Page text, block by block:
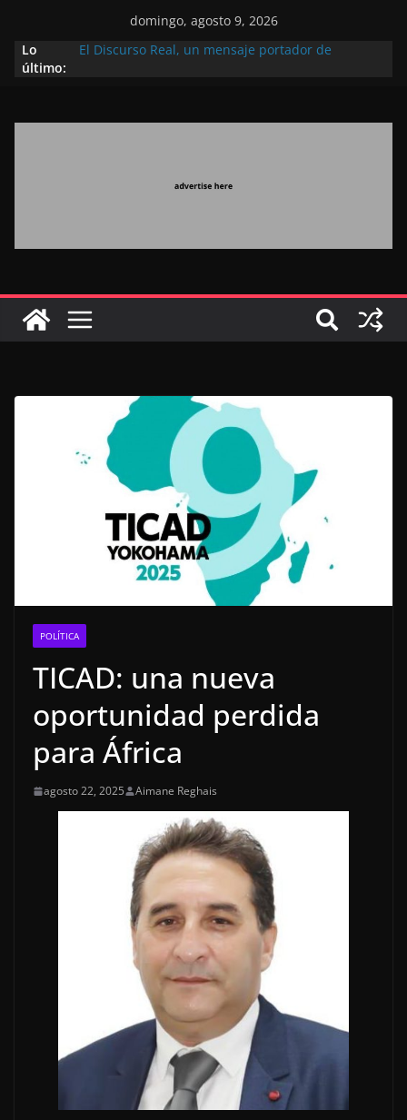
domingo, agosto 9, 2026
Lo
último:
El Discurso Real, un mensaje portador de
Extranjero: al servicio de los grandes proyectos de
Marruecos gracias a una visión estratégica
destinada a consolidar la posición de Marruecos
en una economía mundial competitiva (politólogo
marroquí-estadounidense)
POLÍTICA
TICAD: una nueva
oportunidad perdida
para África
agosto 22, 2025 Aimane Reghais